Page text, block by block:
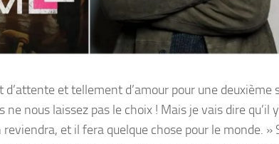
et tellement d’amour pour une deuxième
ne nous laissez pas le choix ! Mais je vais dire
et il fera quelque chose pour le monde.